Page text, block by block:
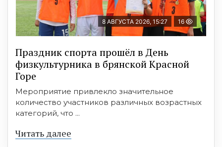
8 АВГУСТА 2026, 15:27 16
Праздник спорта прошёл в День
физкультурника в брянской Красной
Горе
Мероприятие привлекло значительное
количество участников различных возрастных
категорий, что ...
Читать далее